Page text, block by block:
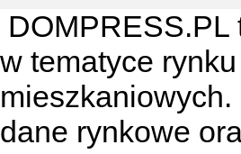
DOMPRESS.PL
w tematyce
dane rynkowe